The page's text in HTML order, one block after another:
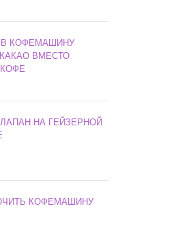
КОФЕМАШИНУ
ВМЕСТО
НА ГЕЙЗЕРНОЙ
КОФЕМАШИНУ